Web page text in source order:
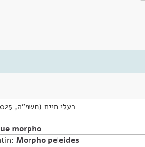
בעלי חיים (תשפ"ה, 2025)
morpho
Morpho peleides